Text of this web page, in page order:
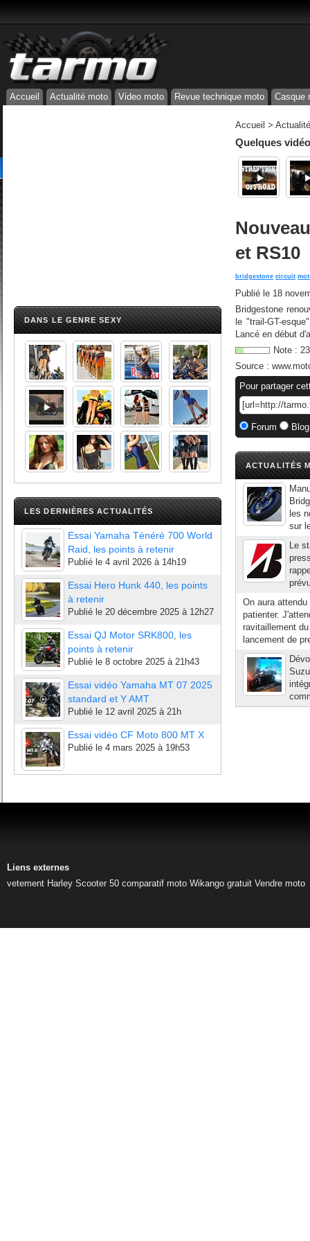
Accueil Actualité moto Video moto Revue technique moto Casque
DANS LE GENRE SEXY
LES DERNIÈRES ACTUALITÉS
Essai Yamaha Ténéré 700 World
Raid, les points à retenir
Publié le 4 avril 2026 à 14h19
Essai Hero Hunk 440, les points
à retenir
Publié le 20 décembre 2025 à 12h27
Essai QJ Motor SRK800, les
points à retenir
Publié le 8 octobre 2025 à 21h43
Essai vidéo Yamaha MT 07 2025
standard et Y AMT
Publié le 12 avril 2025 à 21h
Essai vidéo CF Moto 800 MT X
Publié le 4 mars 2025 à 19h53
Accueil >
Quelques
et RS10
bridgestone circuit
Publié le 18
Bridgestone
le "trail-GT-
Lancé en début
Note : 23
Source :
Pour partager
Forum
ACTUALITÉS
les
sur
Le
On aura
patienter.
ravitaillement
lancement de
Liens externes
vetement Harley Scooter 50 comparatif moto Wikango gratuit Vendre moto